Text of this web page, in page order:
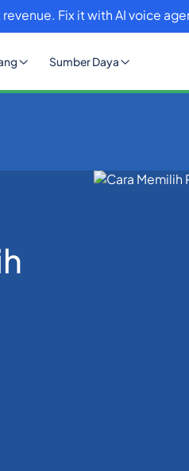
Fix it with AI voice
Sumber Daya